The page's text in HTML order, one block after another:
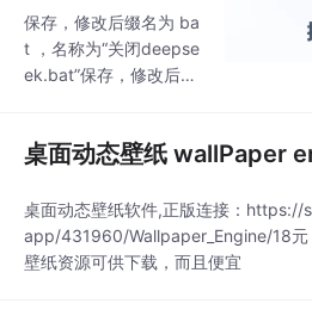
ek。新建一个txt文件，
复制下面代码，新建一
个txt文件，复制下面代
码，双击 bat，关闭de
eek。
保存，修改后缀名为 ba
t ，名称为“关闭deepse
ek.bat”保存，修改后缀
pseek 32b（其他的换
双击，即可开启deepse
ek。新建一个txt文件，
复制下面代码，新建一
桌面动态壁纸 wallPaper
桌面动态壁纸软件,正版连接：
app/431960/Wallpaper_Engine/18元
壁纸资源可供下载，而且便宜